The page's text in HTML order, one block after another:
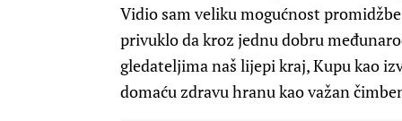
Vidio sam veliku mogućnost
privuklo da kroz jednu dobru
gledateljima naš lijepi kraj, Kupu kao
domaću zdravu hranu kao važan